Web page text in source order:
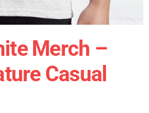
Merch –
Casual